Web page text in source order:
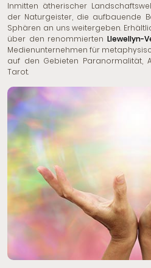
Inmitten ätherischer
der Naturgeister, die aufbauende
Sphären an uns weitergeben.
über den renommiertenLlewellyn-
Medienunternehmen für
auf den Gebieten Paranormalität,
Tarot.